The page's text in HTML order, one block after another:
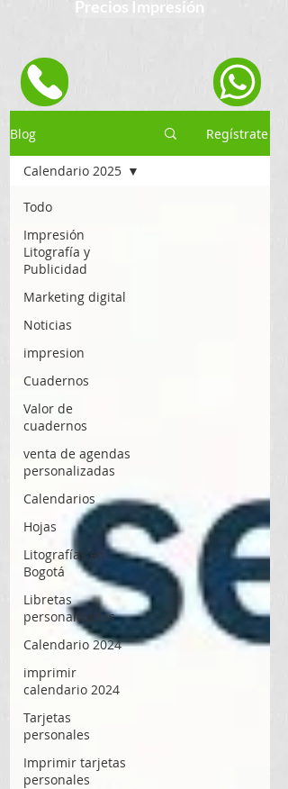
Precios Impresión
Blog Regístrate
Todo
Impresión
Litografía y
Publicidad
Marketing digital
Noticias
impresion
Cuadernos
Valor de
cuadernos
venta de agendas
personalizadas
Calendarios
Hojas
Litografías en
Bogotá
Libretas
personalizadas
Calendario 2024
imprimir
calendario 2024
Tarjetas
personales
Imprimir tarjetas
personales
Calendario 2025